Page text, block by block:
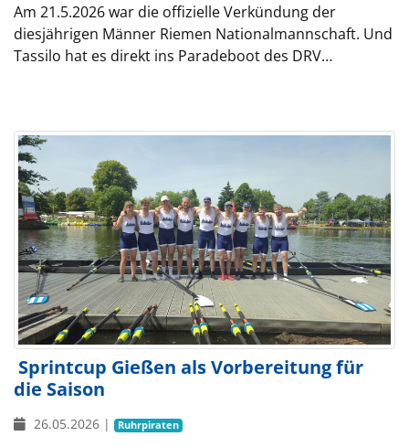
Am 21.5.2026 war die offizielle Verkündung der
diesjährigen Männer Riemen Nationalmannschaft. Und
Tassilo hat es direkt ins Paradeboot des DRV…
Sprintcup Gießen als Vorbereitung für
die Saison
26.05.2026 | Ruhrpiraten